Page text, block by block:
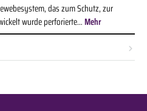
das zum Schutz, zur
wurde perforierte…Mehr